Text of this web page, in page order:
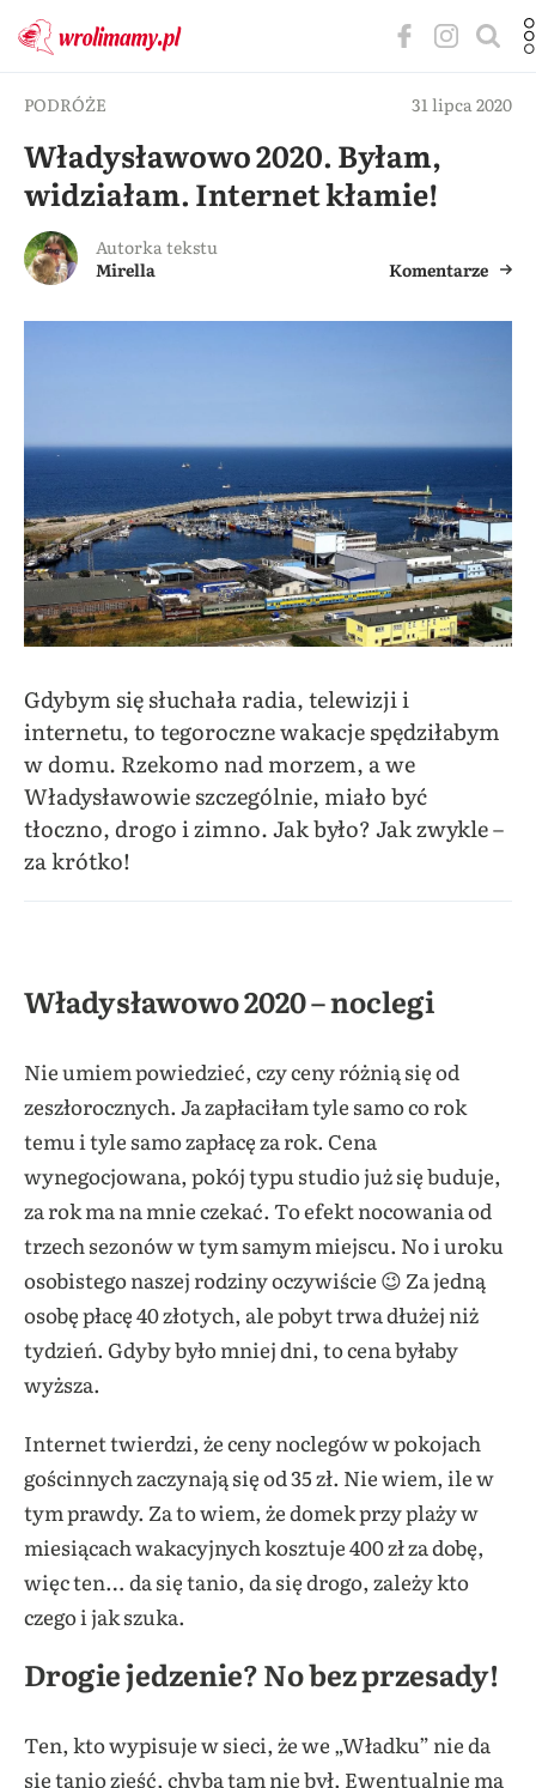
PODRÓŻE 31 lipca 2020
Władysławowo 2020. Byłam,
widziałam. Internet kłamie!
Autorka tekstu
Mirella
Komentarze
Gdybym się słuchała radia, telewizji i
internetu, to tegoroczne wakacje spędziłabym
w domu. Rzekomo nad morzem, a we
Władysławowie szczególnie, miało być
tłoczno, drogo i zimno. Jak było? Jak zwykle –
za krótko!
Władysławowo 2020 – noclegi
Nie umiem powiedzieć, czy ceny różnią się od
zeszłorocznych. Ja zapłaciłam tyle samo co rok
temu i tyle samo zapłacę za rok. Cena
wynegocjowana, pokój typu studio już się buduje,
za rok ma na mnie czekać. To efekt nocowania od
trzech sezonów w tym samym miejscu. No i uroku
osobistego naszej rodziny oczywiście 😉 Za jedną
osobę płacę 40 złotych, ale pobyt trwa dłużej niż
tydzień. Gdyby było mniej dni, to cena byłaby
wyższa.
Internet twierdzi, że ceny noclegów w pokojach
gościnnych zaczynają się od 35 zł. Nie wiem, ile w
tym prawdy. Za to wiem, że domek przy plaży w
miesiącach wakacyjnych kosztuje 400 zł za dobę,
więc ten… da się tanio, da się drogo, zależy kto
czego i jak szuka.
Drogie jedzenie? No bez przesady!
Ten, kto wypisuje w sieci, że we „Władku” nie da
się tanio zjeść, chyba tam nie był. Ewentualnie ma